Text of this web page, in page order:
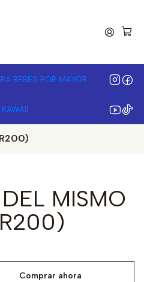
BEBES POR MAYOR
KAWAII
MISMO
Comprar ahora